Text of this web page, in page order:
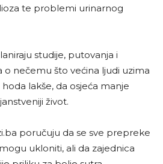
te problemi urinarnog
studije, putovanja i
o nečemu što većina ljudi uzima
lakše, da osjeća manje
život.
poručuju da se sve prepreke
ukloniti, ali da zajednica